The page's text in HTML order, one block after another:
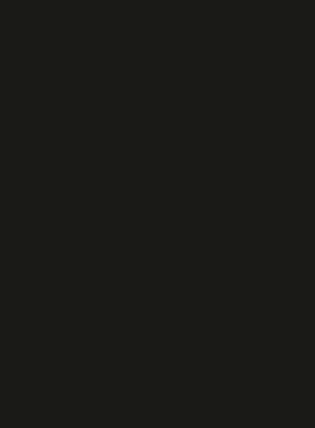
interna,
é cumprir o
que é
Agora é